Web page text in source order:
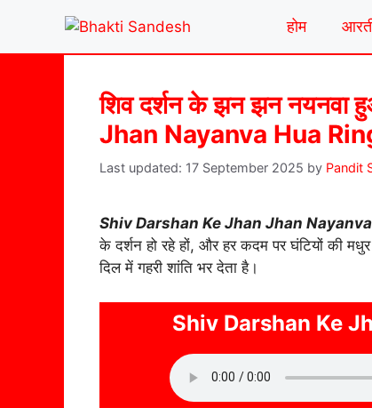
content
होम
शिव दर्शन के झन झन नयनवा
Jhan Nayanva Hua
17 September 2025 by Pandit
Shiv Darshan Ke Jhan Jhan
के दर्शन हो रहे हों, और हर कदम पर घंटियों की
दिल में गहरी शांति भर देता है।
Shiv Darshan Ke